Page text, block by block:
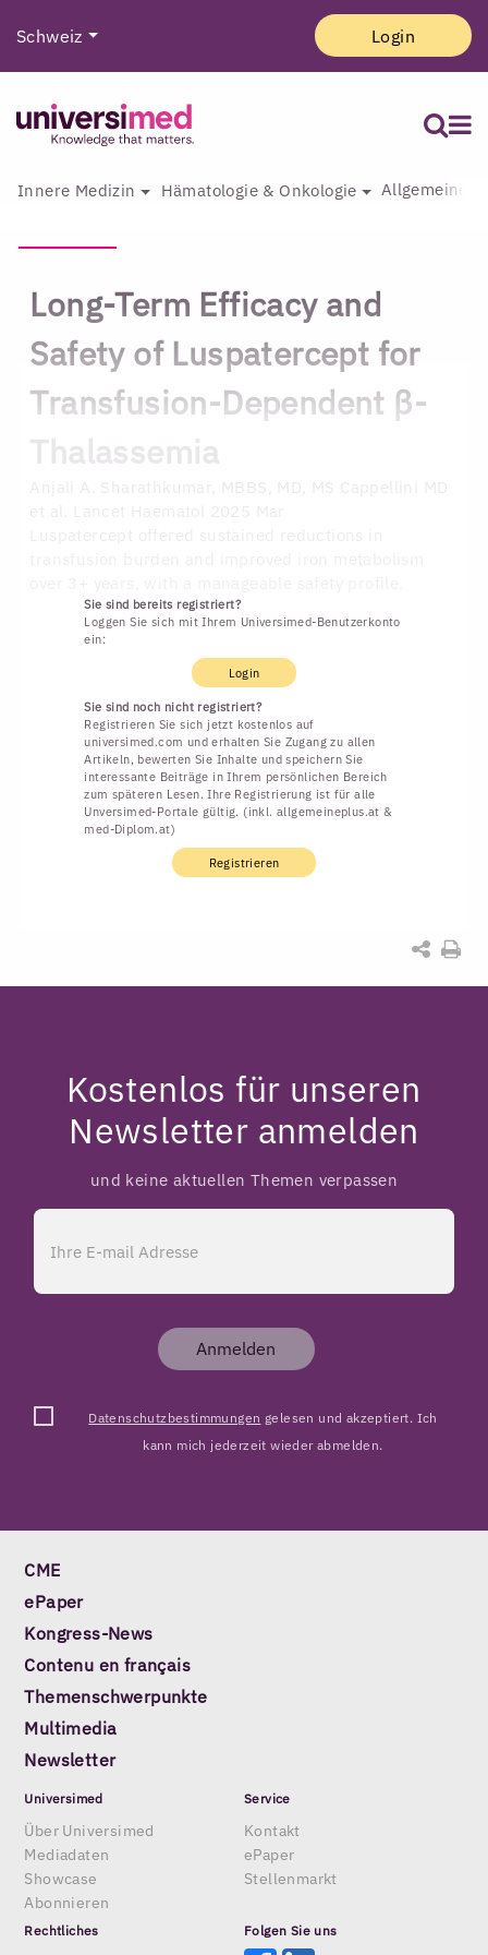
Schweiz Login
Innere Medizin Hämatologie & Onkologie Allgemeine
Long-Term Efficacy and
Safety of Luspatercept for
Transfusion-Dependent β-
Thalassemia
Sie sind bereits registriert?
Loggen Sie sich mit Ihrem Universimed-Benutzerkonto
ein:
Login
Sie sind noch nicht registriert?
Registrieren Sie sich jetzt kostenlos auf
universimed.com und erhalten Sie Zugang zu allen
Artikeln, bewerten Sie Inhalte und speichern Sie
interessante Beiträge in Ihrem persönlichen Bereich
zum späteren Lesen. Ihre Registrierung ist für alle
Unversimed-Portale gültig. (inkl. allgemeineplus.at &
med-Diplom.at)
Registrieren
Kostenlos für unseren
Newsletter anmelden
und keine aktuellen Themen verpassen
Anmelden
Datenschutzbestimmungen gelesen und akzeptiert. Ich
kann mich jederzeit wieder abmelden.
CME
ePaper
Kongress-News
Contenu en français
Themenschwerpunkte
Multimedia
Newsletter
Universimed
Über Universimed
Mediadaten
Showcase
Abonnieren
Service
Kontakt
ePaper
Stellenmarkt
Rechtliches Folgen Sie uns